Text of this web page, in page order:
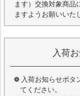
ます）交換対象商品
ますようお願いいた
入荷
入荷お知らせボタ
てください。